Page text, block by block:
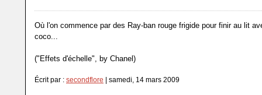
Où l'on commence par des Ray-ban rouge frigide pour finir au lit
coco...
("Effets d'échelle", by Chanel)
Écrit par : secondflore | samedi, 14 mars 2009